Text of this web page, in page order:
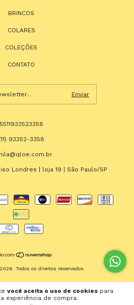
você aceita o uso de cookiespara
experiência de compra.
BRINCOS
COLARES
COLEÇÕES
CONTATO
5511933523358
93352-3358
Londres | loja 19 | São Paulo/SP
Todos os direitos reservados.